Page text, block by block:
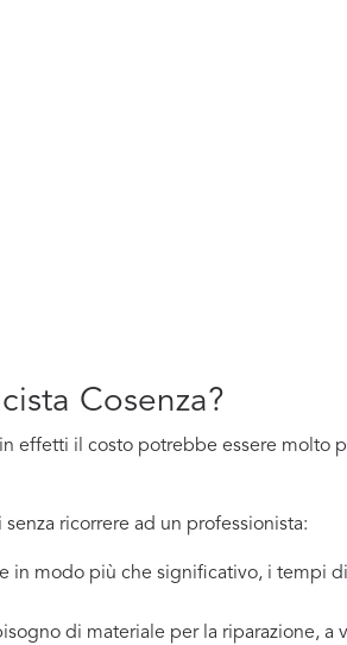
Cosenza?
effetti il costo potrebbe essere molto
ricorrere ad un professionista:
in modo più che significativo, i tempi
di materiale per la riparazione, a